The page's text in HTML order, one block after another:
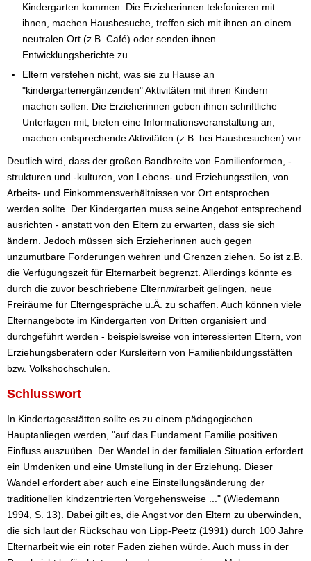
Kindergarten kommen: Die Erzieherinnen telefonieren mit
ihnen, machen Hausbesuche, treffen sich mit ihnen an einem
neutralen Ort (z.B. Café) oder senden ihnen
Entwicklungsberichte zu.
Eltern verstehen nicht, was sie zu Hause an
"kindergartenergänzenden" Aktivitäten mit ihren Kindern
machen sollen: Die Erzieherinnen geben ihnen schriftliche
Unterlagen mit, bieten eine Informationsveranstaltung an,
machen entsprechende Aktivitäten (z.B. bei Hausbesuchen) vor.
Deutlich wird, dass der großen Bandbreite von Familienformen, -
strukturen und -kulturen, von Lebens- und Erziehungsstilen, von
Arbeits- und Einkommensverhältnissen vor Ort entsprochen
werden sollte. Der Kindergarten muss seine Angebot entsprechend
ausrichten - anstatt von den Eltern zu erwarten, dass sie sich
ändern. Jedoch müssen sich Erzieherinnen auch gegen
unzumutbare Forderungen wehren und Grenzen ziehen. So ist z.B.
die Verfügungszeit für Elternarbeit begrenzt. Allerdings könnte es
durch die zuvor beschriebene Elternmitarbeit gelingen, neue
Freiräume für Elterngespräche u.Ä. zu schaffen. Auch können viele
Elternangebote im Kindergarten von Dritten organisiert und
durchgeführt werden - beispielsweise von interessierten Eltern, von
Erziehungsberatern oder Kursleitern von Familienbildungsstätten
bzw. Volkshochschulen.
Schlusswort
In Kindertagesstätten sollte es zu einem pädagogischen
Hauptanliegen werden, "auf das Fundament Familie positiven
Einfluss auszuüben. Der Wandel in der familialen Situation erfordert
ein Umdenken und eine Umstellung in der Erziehung. Dieser
Wandel erfordert aber auch eine Einstellungsänderung der
traditionellen kindzentrierten Vorgehensweise ..." (Wiedemann
1994, S. 13). Dabei gilt es, die Angst vor den Eltern zu überwinden,
die sich laut der Rückschau von Lipp-Peetz (1991) durch 100 Jahre
Elternarbeit wie ein roter Faden ziehen würde. Auch muss in der